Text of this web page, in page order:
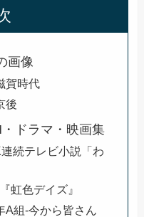
画像
賀時代
後
ドラマ・映画集
続テレビ小説「わ
色デイズ』
組-今から皆さん